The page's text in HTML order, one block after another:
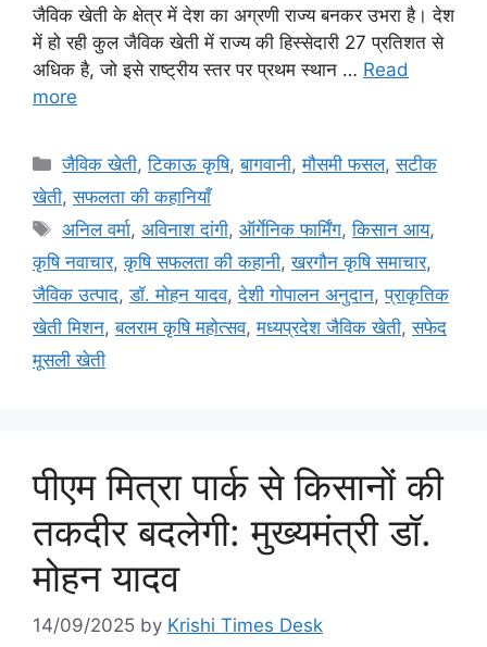
जैविक खेती के क्षेत्र में देश का अग्रणी राज्य बनकर उभरा है। देश
में हो रही कुल जैविक खेती में राज्य की हिस्सेदारी 27 प्रतिशत से
अधिक है, जो इसे राष्ट्रीय स्तर पर प्रथम स्थान … Read
more
जैविक खेती,टिकाऊ कृषि,बागवानी,मौसमी फसल,सटीक
खेती,सफलता की कहानियाँ
अनिल वर्मा,अविनाश दांगी,ऑर्गेनिक फार्मिंग,किसान आय,
कृषि नवाचार,कृषि सफलता की कहानी,खरगौन कृषि समाचार,
जैविक उत्पाद,डॉ. मोहन यादव,देशी गोपालन अनुदान,प्राकृतिक
खेती मिशन,बलराम कृषि महोत्सव,मध्यप्रदेश जैविक खेती,सफेद
मूसली खेती
पीएम मित्रा पार्क से किसानों की
तकदीर बदलेगी: मुख्यमंत्री डॉ.
मोहन यादव
14/09/2025 by Krishi Times Desk